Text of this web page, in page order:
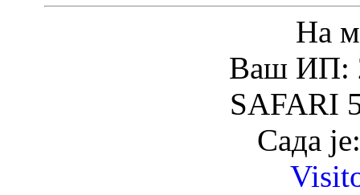
На
Ваш ИП:
SAFARI
Сада